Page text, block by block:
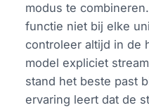
modus te
functie niet bij elke
controleer altijd in de
model expliciet
stand het beste past
ervaring leert dat de